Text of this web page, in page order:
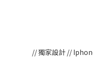
// 獨家設計 //